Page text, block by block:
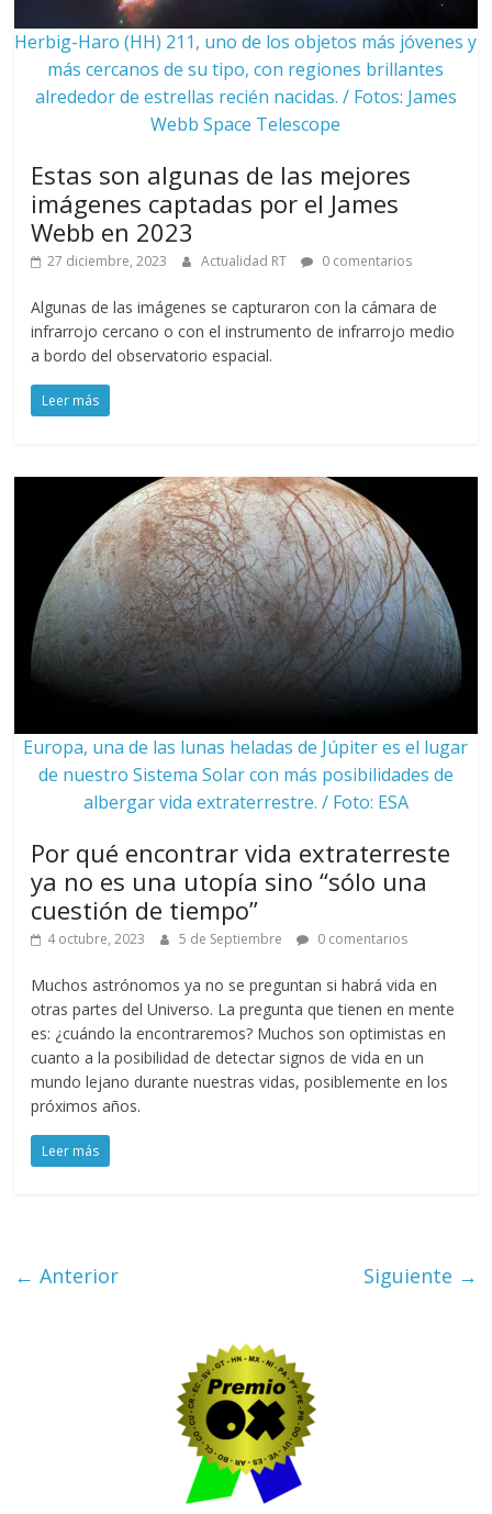
Herbig-Haro (HH) 211, uno de los objetos más jóvenes y
más cercanos de su tipo, con regiones brillantes
alrededor de estrellas recién nacidas. / Fotos: James
Webb Space Telescope
Estas son algunas de las mejores
imágenes captadas por el James
Webb en 2023
27 diciembre, 2023 Actualidad RT 0 comentarios
Algunas de las imágenes se capturaron con la cámara de
infrarrojo cercano o con el instrumento de infrarrojo medio
a bordo del observatorio espacial.
Leer más
Europa, una de las lunas heladas de Júpiter es el lugar
de nuestro Sistema Solar con más posibilidades de
albergar vida extraterrestre. / Foto: ESA
Por qué encontrar vida extraterreste
ya no es una utopía sino “sólo una
cuestión de tiempo”
4 octubre, 2023 5 de Septiembre 0 comentarios
Muchos astrónomos ya no se preguntan si habrá vida en
otras partes del Universo. La pregunta que tienen en mente
es: ¿cuándo la encontraremos? Muchos son optimistas en
cuanto a la posibilidad de detectar signos de vida en un
mundo lejano durante nuestras vidas, posiblemente en los
próximos años.
Leer más
← Anterior Siguiente →